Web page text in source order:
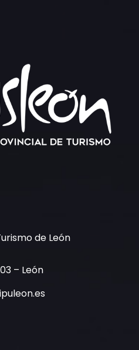
de León
– León